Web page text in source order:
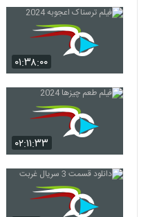
۰۱:۳۸:۰۰
۰۲:۱۱:۳۳